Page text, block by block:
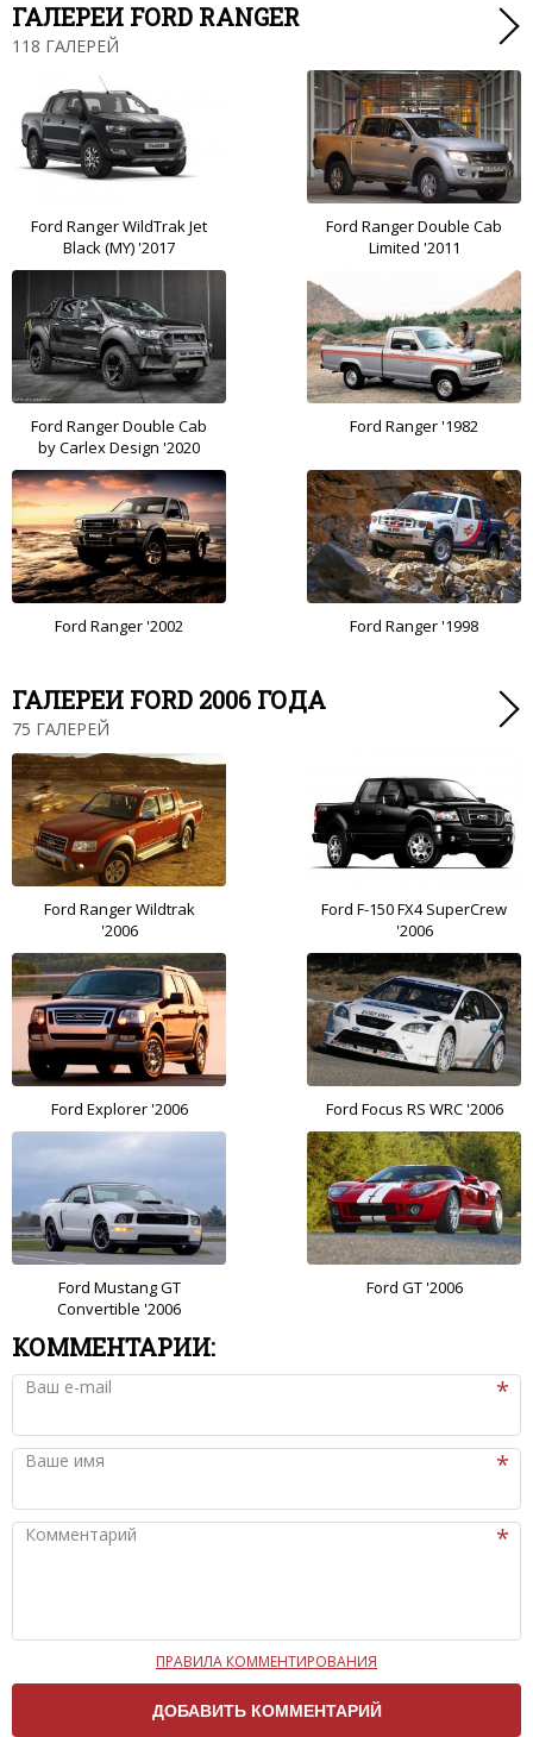
ГАЛЕРЕИ FORD RANGER
118 ГАЛЕРЕЙ
Ford Ranger WildTrak Jet
Black (MY) '2017
Ford Ranger Double Cab
Limited '2011
Ford Ranger Double Cab
by Carlex Design '2020
Ford Ranger '1982
Ford Ranger '2002 Ford Ranger '1998
ГАЛЕРЕИ FORD 2006 ГОДА
75 ГАЛЕРЕЙ
Ford Ranger Wildtrak
'2006
Ford F-150 FX4 SuperCrew
'2006
Ford Explorer '2006 Ford Focus RS WRC '2006
Ford Mustang GT
Convertible '2006
Ford GT '2006
КОММЕНТАРИИ:
Ваш e-mail
Ваше имя
Комментарий
Чтобы ваш комментарий был опубликован на сайте,
вам нужно придерживаться следующих правил:
ПРАВИЛА КОММЕНТИРОВАНИЯ